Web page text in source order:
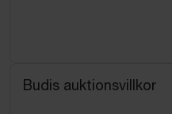
Budis auktionsvillkor